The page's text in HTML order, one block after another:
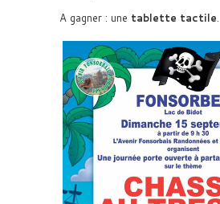
A gagner : une tablette tactile.